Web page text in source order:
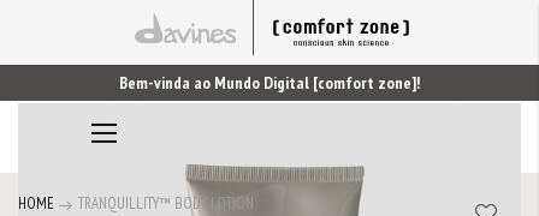
Bem-vinda ao Mundo Digital [comfort zone]!
HOME TRANQUILLITY™ BODY LOTION
o
final